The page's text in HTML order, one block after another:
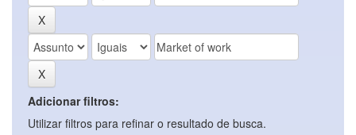
Adicionar filtros:
Utilizar filtros para refinar o resultado de busca.